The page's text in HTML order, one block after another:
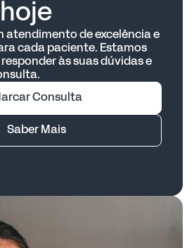
atendimento de excelência e
cada paciente. Estamos
às suas dúvidas e
Consulta
Saber Mais